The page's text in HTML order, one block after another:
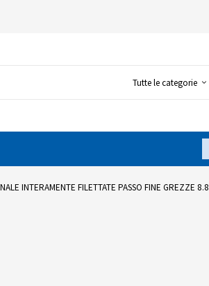
Tutte le categorie
INTERAMENTE FILETTATE PASSO FINE GREZZE 8.8